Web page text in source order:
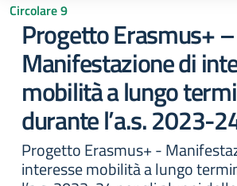
Circolare 9
Progetto Erasmus+ –
Manifestazione di
mobilità a lungo
durante l’a.s. 2023-
Progetto Erasmus+ -
interesse mobilità a lungo